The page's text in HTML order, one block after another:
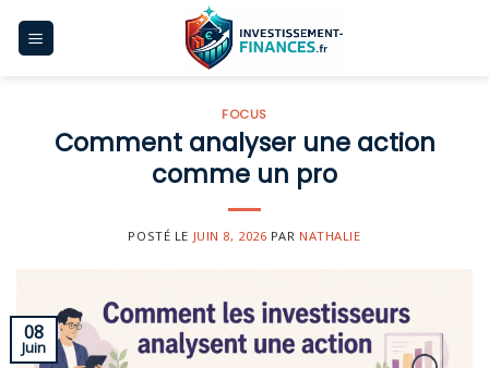
FOCUS
Comment analyser une action
comme un pro
POSTÉ LE JUIN 8, 2026 PAR NATHALIE
08
Juin